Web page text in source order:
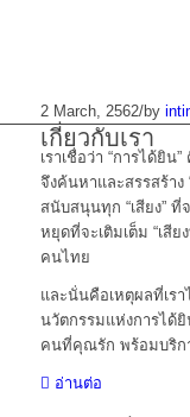
2 March, 2562/by
เกี่ยวกับเรา
เราเชื่อว่า “การได้ยิ
จึงค้นหาและสรรสร้า
สนับสนุนทุก “เสียง”
หยุดที่จะเติมเต็ม “เสี
คนไทย
และนั่นคือเหตุผลที่เร
นวัตกรรมแห่งการได้ยิ
คนที่คุณรัก พร้อมบริก
อ่านต่อ